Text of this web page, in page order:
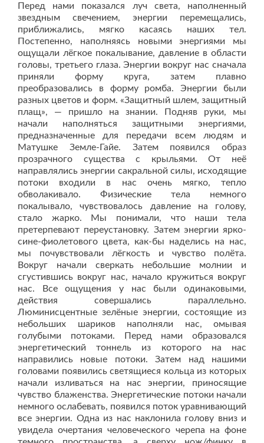
Перед нами показался луч света, наполненный
звездным свечением, энергии перемещались,
приближались, мягко касаясь наших тел.
Постепенно, наполняясь новыми энергиями мы
ощущали лёгкое покалывание, давление в области
головы, третьего глаза. Энергии вокруг нас сначала
приняли форму круга, затем плавно
преобразовались в форму ромба. Энергии были
разных цветов и форм. «Защитный шлем, защитный
плащ», — пришло на знании. Подняв руки, мы
начали наполняться защитными энергиями,
предназначенные для передачи всем людям и
Матушке Земле-Гайе. Затем появился образ
прозрачного существа с крыльями. От неё
направлялись энергии сакральной силы, исходящие
потоки входили в нас очень мягко, тепло
обволакивало. Физические тела немного
покалывало, чувствовалось давление на голову,
стало жарко. Мы понимали, что наши тела
претерпевают переустановку. Затем энергии ярко-
сине-фиолетового цвета, как-бы наделись на нас,
мы почувствовали лёгкость и чувство полёта.
Вокруг начали сверкать небольшие молнии и
сгустившись вокруг нас, начало кружиться вокруг
нас. Все ощущения у нас были одинаковыми,
действия совершались параллельно.
Люминисцентные зелёные энергии, состоящие из
небольших шариков наполняли нас, омывая
голубыми потоками. Перед нами образовался
энергетический тоннель из которого на нас
направились новые потоки. Затем над нашими
головами появились светящиеся кольца из которых
начали изливаться на нас энергии, приносящие
чувство блаженства. Энергетические потоки начали
немного ослабевать, появился поток уравнивающий
все энергии. Одна из нас наклонила голову вниз и
увидела очертания человеческого черепа на фоне